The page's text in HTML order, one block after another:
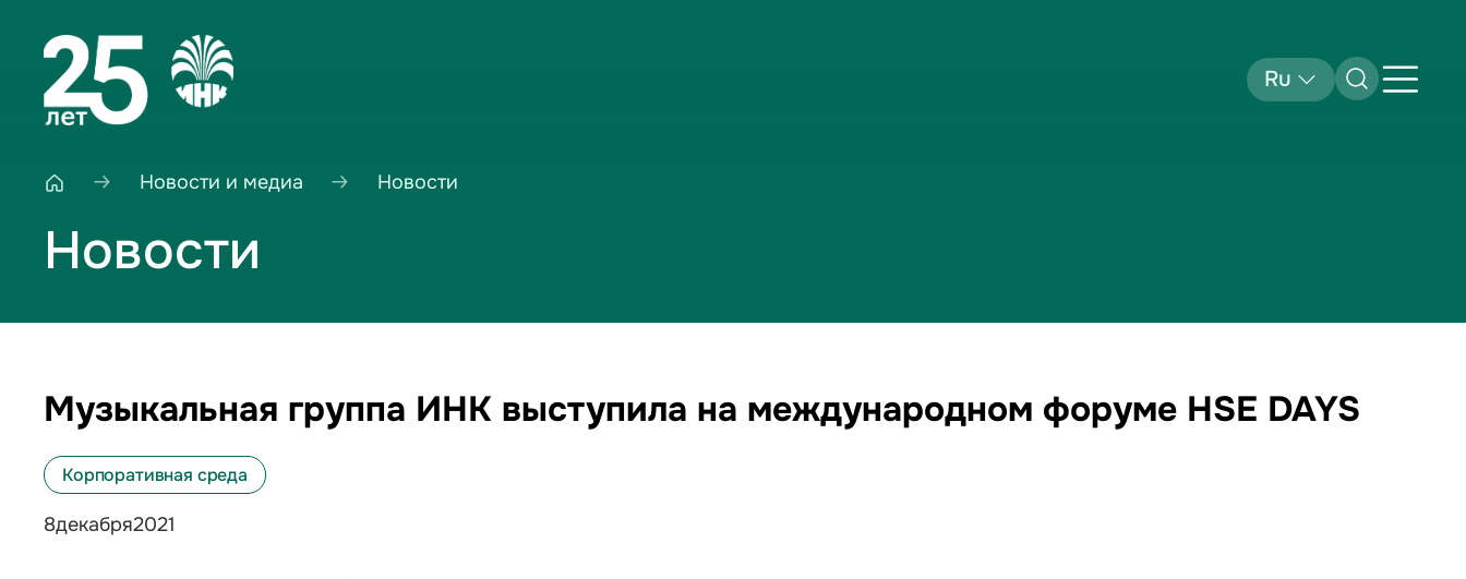
Ru
Новости и медиа Новости
Новости
Музыкальная группа ИНК выступила на международном форуме HSE DAYS
Корпоративная среда
8декабря2021